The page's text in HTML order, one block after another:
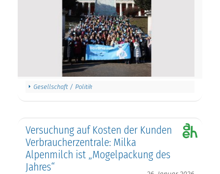
Gesellschaft / Politik
Versuchung auf Kosten der Kunden
Verbraucherzentrale: Milka
Alpenmilch ist „Mogelpackung des
Jahres“